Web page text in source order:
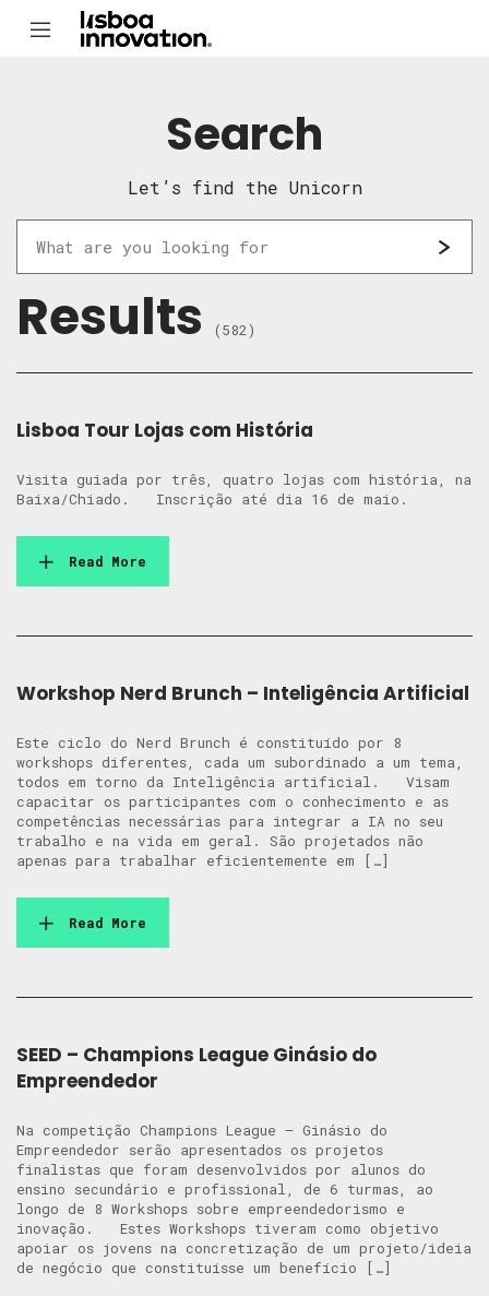
Search
Let’s find the Unicorn
Results (582)
Lisboa Tour Lojas com História
Visita guiada por três, quatro lojas com história, na
Baixa/Chiado. Inscrição até dia 16 de maio.
Read More
Workshop Nerd Brunch – Inteligência Artificial
Este ciclo do Nerd Brunch é constituído por 8
workshops diferentes, cada um subordinado a um tema,
todos em torno da Inteligência artificial. Visam
capacitar os participantes com o conhecimento e as
competências necessárias para integrar a IA no seu
trabalho e na vida em geral. São projetados não
apenas para trabalhar eficientemente em […]
Read More
SEED – Champions League Ginásio do
Empreendedor
Na competição Champions League – Ginásio do
Empreendedor serão apresentados os projetos
finalistas que foram desenvolvidos por alunos do
ensino secundário e profissional, de 6 turmas, ao
longo de 8 Workshops sobre empreendedorismo e
inovação. Estes Workshops tiveram como objetivo
apoiar os jovens na concretização de um projeto/ideia
de negócio que constituísse um benefício […]